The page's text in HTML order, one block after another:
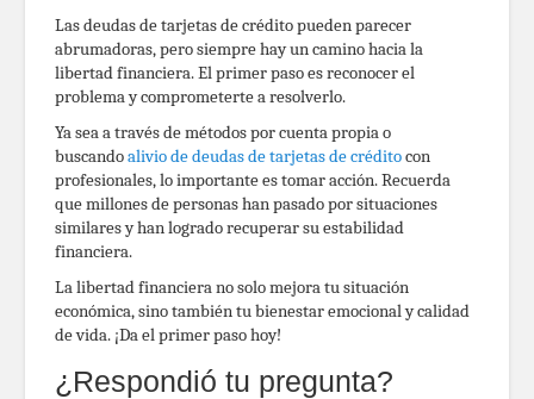
Las deudas de tarjetas de crédito pueden parecer
abrumadoras, pero siempre hay un camino hacia la
libertad financiera. El primer paso es reconocer el
problema y comprometerte a resolverlo.
Ya sea a través de métodos por cuenta propia o
buscandoalivio de deudas de tarjetas de créditocon
profesionales, lo importante es tomar acción. Recuerda
que millones de personas han pasado por situaciones
similares y han logrado recuperar su estabilidad
financiera.
La libertad financiera no solo mejora tu situación
económica, sino también tu bienestar emocional y calidad
de vida. ¡Da el primer paso hoy!
¿Respondió tu pregunta?